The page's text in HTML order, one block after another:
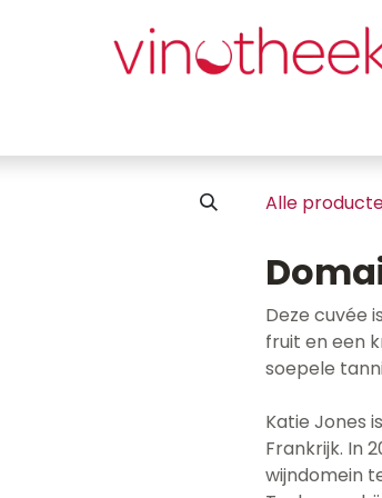
Alle
Deze cuvée
fruit en een
soepele
Katie Jones
Frankrijk. In
wijndomein